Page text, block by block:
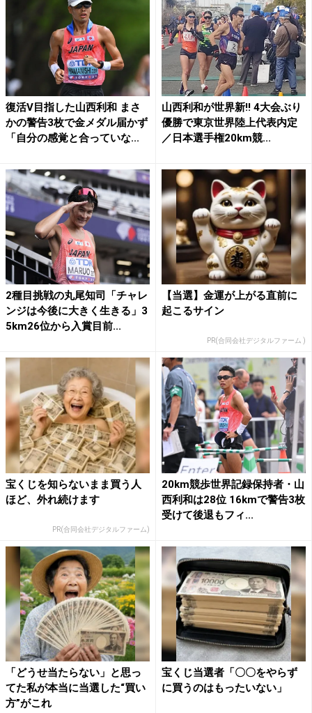
復活V目指した山西利和 まさ
かの警告3枚で金メダル届かず
「自分の感覚と合っていな...
山西利和が世界新!! 4大会ぶり
優勝で東京世界陸上代表内定
／日本選手権20km競...
2種目挑戦の丸尾知司「チャレ
ンジは今後に大きく生きる」3
5km26位から入賞目前...
【当選】金運が上がる直前に
起こるサイン
PR(合同会社デジタルファーム )
宝くじを知らないまま買う人
ほど、外れ続けます
PR(合同会社デジタルファーム)
20km競歩世界記録保持者・山
西利和は28位 16kmで警告3枚
受けて後退もフィ...
「どうせ当たらない」と思っ
てた私が本当に当選した“買い
方”がこれ
宝くじ当選者「〇〇をやらず
に買うのはもったいない」